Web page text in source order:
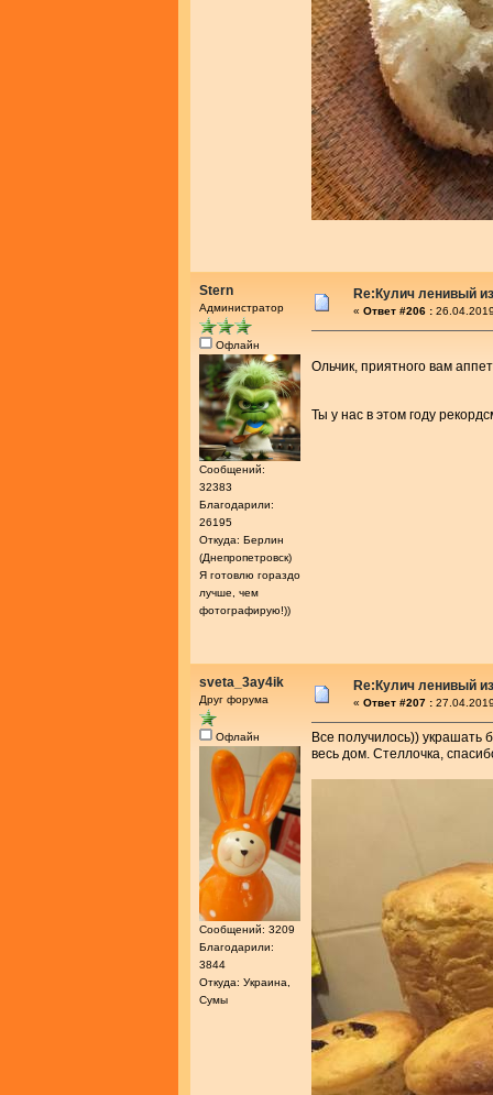
Stern
Администратор
Офлайн
Сообщений:
32383
Благодарили:
26195
Откуда: Берлин
(Днепропетровск)
Я готовлю гораздо
лучше, чем
фотографирую!))
Re:Кулич ленивый
« Ответ #206 :
Ольчик, приятного вам
Ты у нас в этом году
sveta_3ay4ik
Друг форума
Офлайн
Сообщений: 3209
Благодарили:
3844
Откуда: Украина,
Сумы
Re:Кулич ленивый
« Ответ #207 :
Все получилось)) украшать
весь дом. Стеллочка,